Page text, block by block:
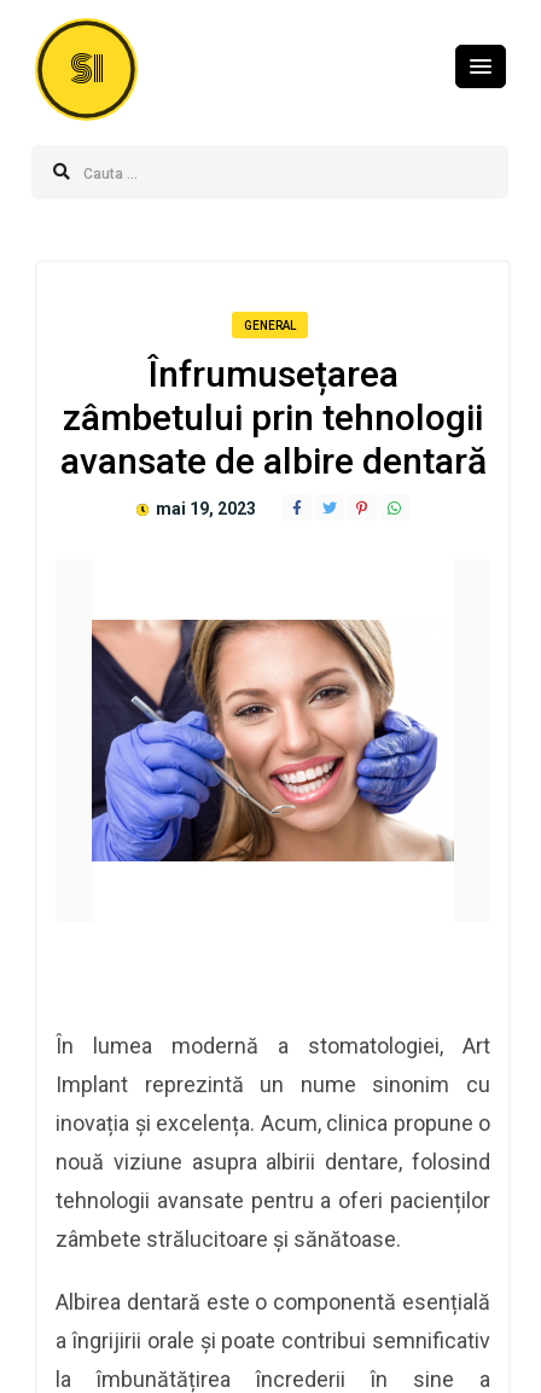
SI
GENERAL
Înfrumusețarea
zâmbetului prin tehnologii
avansate de albire dentară
mai 19, 2023
În lumea modernă a stomatologiei, Art
Implant reprezintă un nume sinonim cu
inovația și excelența. Acum, clinica propune o
nouă viziune asupra albirii dentare, folosind
tehnologii avansate pentru a oferi pacienților
zâmbete strălucitoare și sănătoase.
Albirea dentară este o componentă esențială
a îngrijirii orale și poate contribui semnificativ
la îmbunătățirea încrederii în sine a